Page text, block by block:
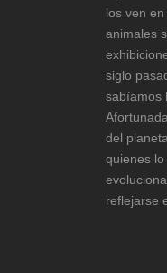
los ven
animales
siglo
sabíamos
del
quienes
reflejarse